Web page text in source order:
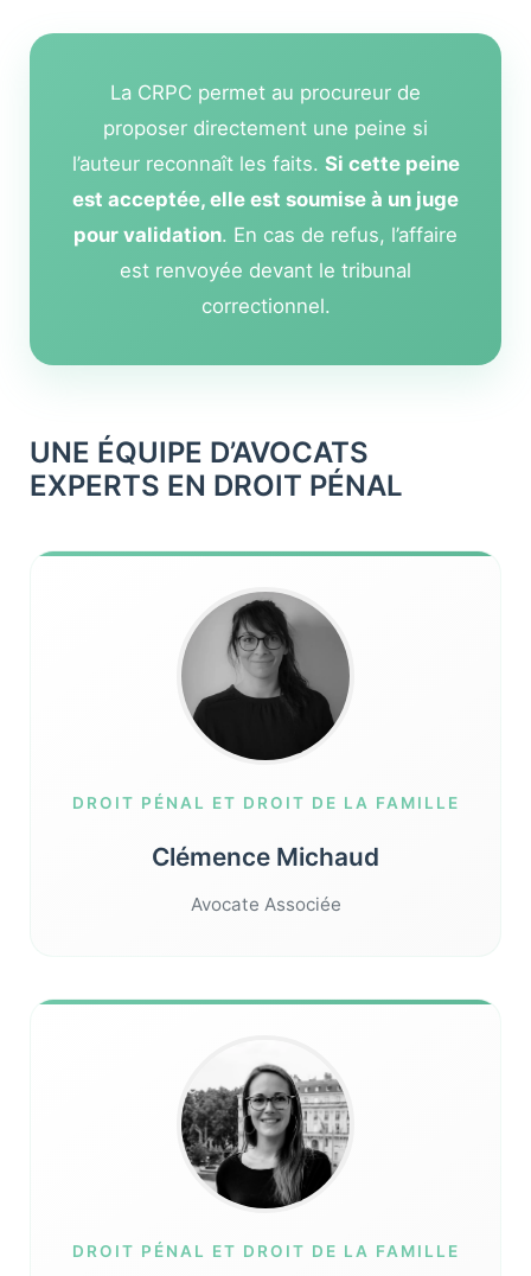
La CRPC permet au procureur de
proposer directement une peine si
l’auteur reconnaît les faits. Si cette peine
est acceptée, elle est soumise à un juge
pour validation. En cas de refus, l’affaire
est renvoyée devant le tribunal
correctionnel.
UNE ÉQUIPE D’AVOCATS
EXPERTS EN DROIT PÉNAL
DROIT PÉNAL ET DROIT DE LA FAMILLE
Clémence Michaud
Avocate Associée
DROIT PÉNAL ET DROIT DE LA FAMILLE